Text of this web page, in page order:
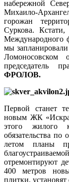
набережной
Михаило-
горожан
Суркова.
Международного
мы
Ломоносовском
председатель
ФРОЛОВ.
Первой станет
новым ЖК «Искра
этого жилого
обязательства по
летом планы
отремонтируют
400 метров
плитки,